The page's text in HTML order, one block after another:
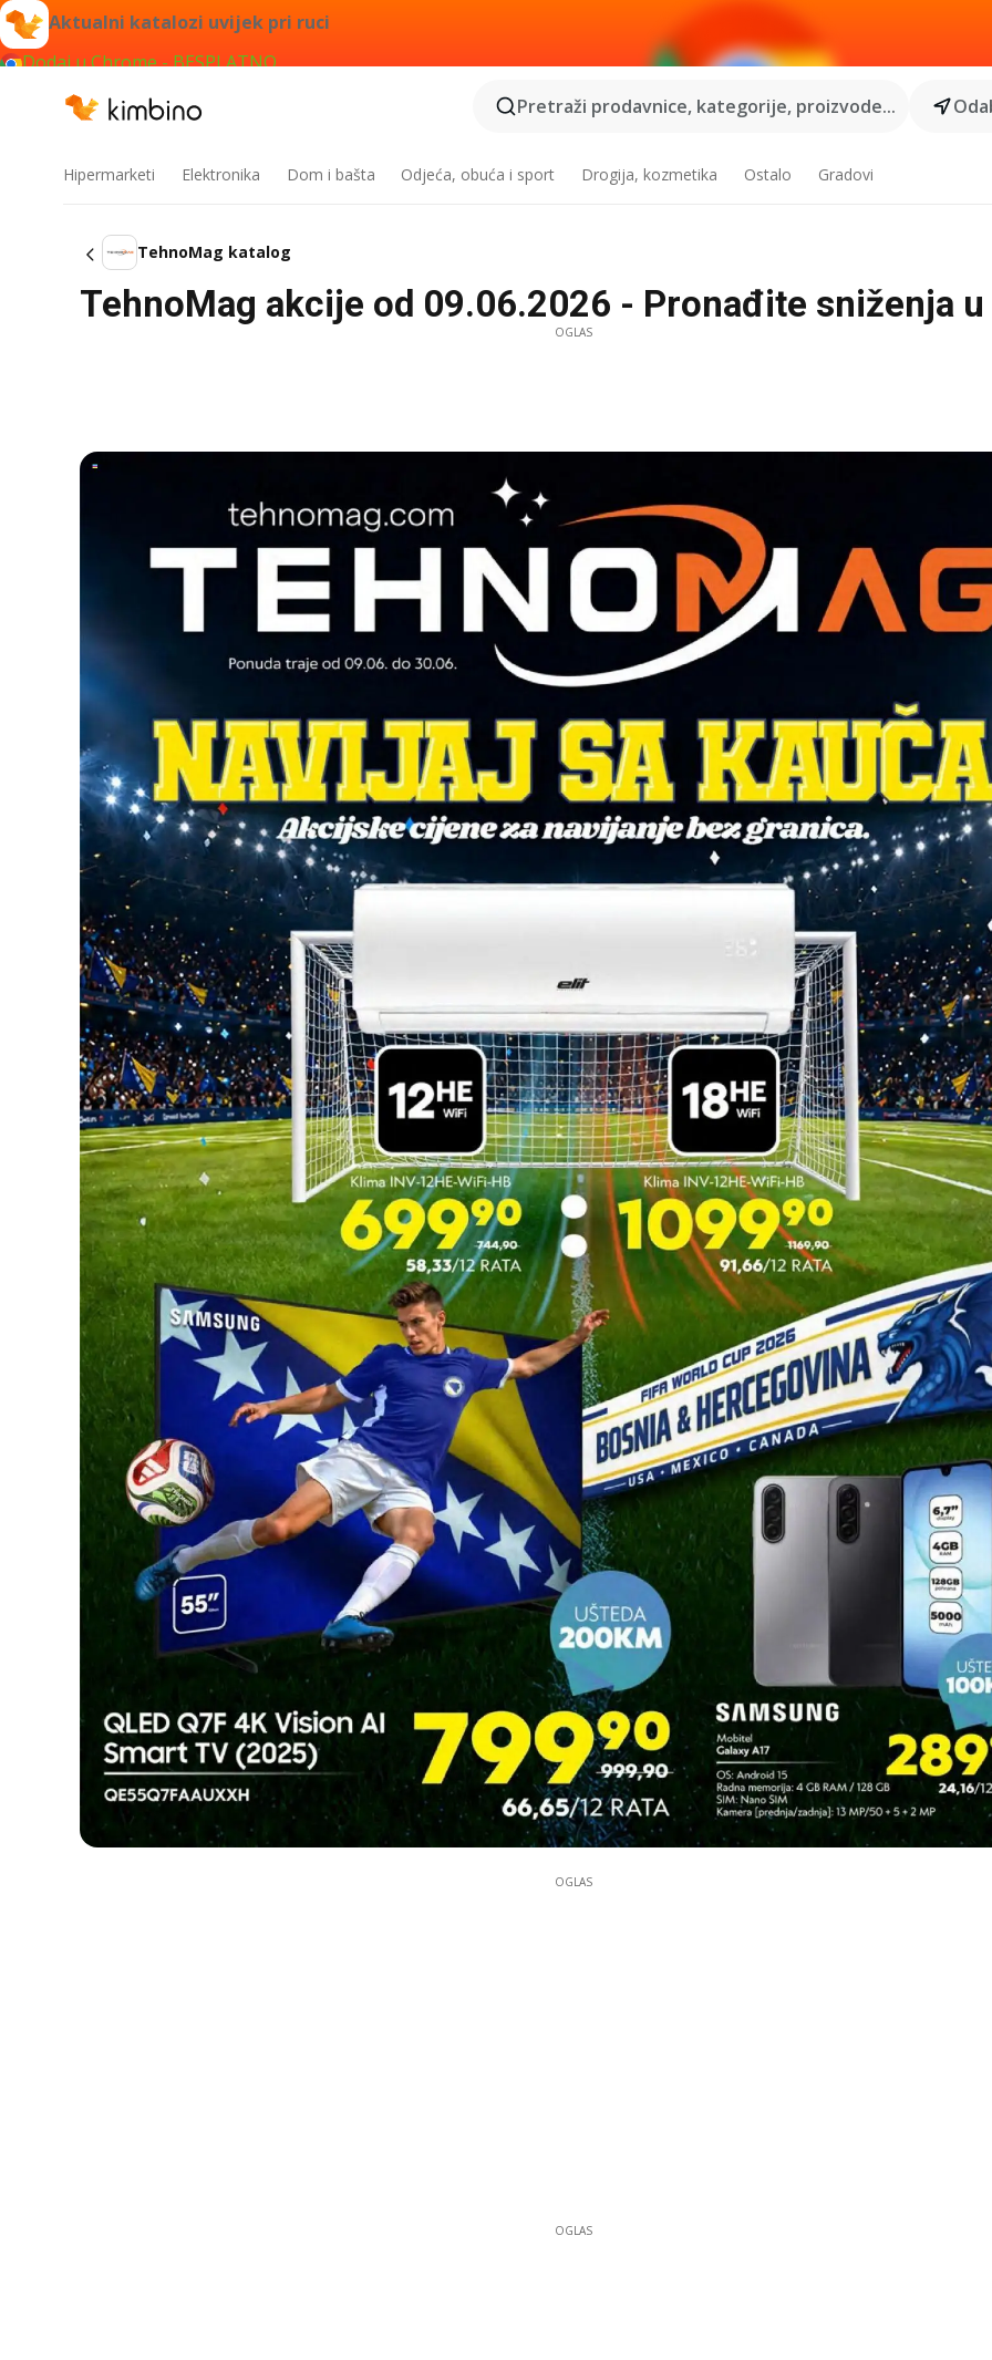
Aktualni katalozi uvijek pri ruci
Dodaj u Chrome - BESPLATNO
Pretraži prodavnice, kategorije, proizvode...
Hipermarketi Elektronika Dom i bašta Odjeća, obuća i sport Drogija, kozmetika Ostalo Gradovi
TehnoMag katalog
TehnoMag akcije od 09.06.2026 - Pronađite sniženja
OGLAS
OGLAS
OGLAS